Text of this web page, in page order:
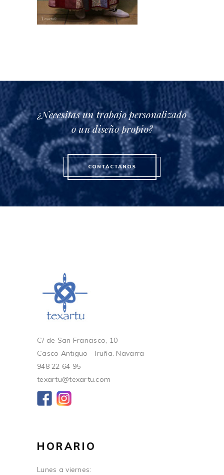
¿Necesitas un trabajo personalizado
o un diseño propio?
CONTÁCTANOS
C/ de San Francisco, 10
Casco Antiguo - Iruña. Navarra
948 22 64 95
texartu@texartu.com
HORARIO
Lunes a viernes: